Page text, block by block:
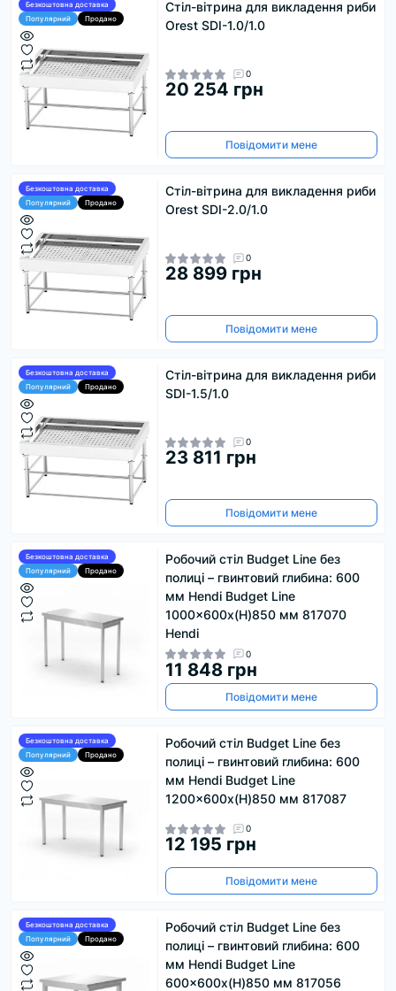
Безкоштовна доставка
Популярний
Продано
Стіл-вітрина для викладення риби
Orest SDI-1.0/1.0
0
20 254 грн
Повідомити мене
Безкоштовна доставка
Популярний
Продано
Стіл-вітрина для викладення риби
Orest SDI-2.0/1.0
0
28 899 грн
Повідомити мене
Безкоштовна доставка
Популярний
Продано
Стіл-вітрина для викладення риби
SDI-1.5/1.0
0
23 811 грн
Повідомити мене
Безкоштовна доставка
Популярний
Продано
Робочий стіл Budget Line без
полиці – гвинтовий глибина: 600
мм Hendi Budget Line
1000x600x(H)850 мм 817070
Hendi
0
11 848 грн
Повідомити мене
Безкоштовна доставка
Популярний
Продано
Робочий стіл Budget Line без
полиці – гвинтовий глибина: 600
мм Hendi Budget Line
1200x600x(H)850 мм 817087
0
12 195 грн
Повідомити мене
Безкоштовна доставка
Популярний
Продано
Робочий стіл Budget Line без
полиці – гвинтовий глибина: 600
мм Hendi Budget Line
600x600x(H)850 мм 817056